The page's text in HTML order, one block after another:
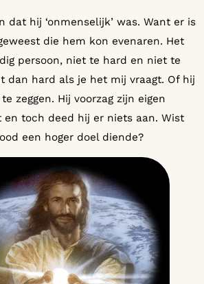
dat hij ‘onmenselijk’ was. Want er is
die hem kon evenaren. Het
persoon, niet te hard en niet te
dan hard als je het mij vraagt. Of hij
zeggen. Hij voorzag zijn eigen
toch deed hij er niets aan. Wist
een hoger doel diende?